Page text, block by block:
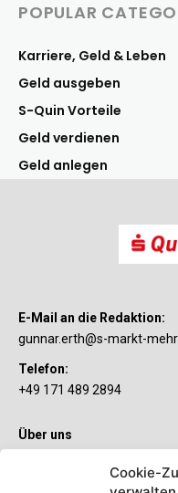
Cookie-
POPULAR
Karriere, Geld & Leben
Geld ausgeben
S-Quin Vorteile
Geld verdienen
Geld anlegen
E-Mail an die Redaktion:
gunnar.erth@s-markt-
Telefon:
+49 171 489 2894
Über uns
Sie wollen mehr als ein